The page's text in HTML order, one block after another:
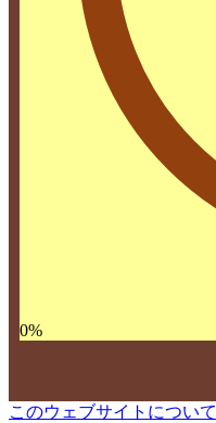
0%
このウェブサイトについて